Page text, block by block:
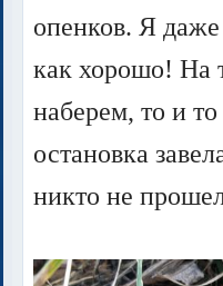
опенков. Я
как хорошо! На
наберем, то и
остановка
никто не